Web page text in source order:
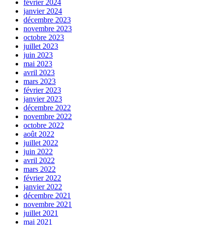
février 2024
janvier 2024
décembre 2023
novembre 2023
octobre 2023
juillet 2023
juin 2023
mai 2023
avril 2023
mars 2023
février 2023
janvier 2023
décembre 2022
novembre 2022
octobre 2022
août 2022
juillet 2022
juin 2022
avril 2022
mars 2022
février 2022
janvier 2022
décembre 2021
novembre 2021
juillet 2021
mai 2021